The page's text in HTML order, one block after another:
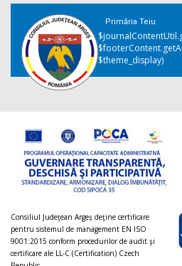
Primăria Teiu
$theme_display)
Consiliul Judeţean Argeș deţine certificare
pentru sistemul de management EN ISO
9001:2015 conform procedurilor de audit şi
certificare ale LL-C (Certification) Czech